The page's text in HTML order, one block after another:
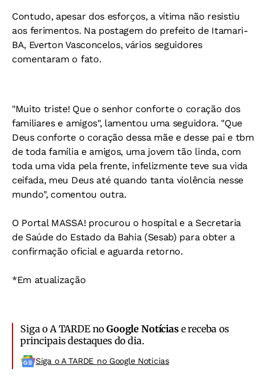
Contudo, apesar dos esforços, a vítima não resistiu
aos ferimentos. Na postagem do prefeito de Itamari-
BA, Everton Vasconcelos, vários seguidores
comentaram o fato.
"Muito triste! Que o senhor conforte o coração dos
familiares e amigos", lamentou uma seguidora. "Que
Deus conforte o coração dessa mãe e desse pai e tbm
de toda família e amigos, uma jovem tão linda, com
toda uma vida pela frente, infelizmente teve sua vida
ceifada, meu Deus até quando tanta violência nesse
mundo", comentou outra.
O Portal MASSA! procurou o hospital e a Secretaria
de Saúde do Estado da Bahia (Sesab) para obter a
confirmação oficial e aguarda retorno.
*Em atualização
Siga o A TARDE noGoogle Notíciase receba os
principais destaques do dia.
Siga o A TARDE no Google Noticias